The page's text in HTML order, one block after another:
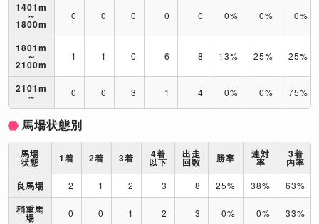
1401m
～
1800m
0 0 0 0 0 0% 0% 0%
1801m
～
2100m
1 1 0 6 8 13% 25% 25%
2101m
～ 0 0 3 1 4 0% 0% 75%
馬場状態別
馬場
状態 1着 2着 3着 4着
以下
出走
回数 勝率 連対
率
3着
内率
良馬場
2 1 2 3 8 25% 38% 63%
稍重馬
場 0 0 1 2 3 0% 0% 33%